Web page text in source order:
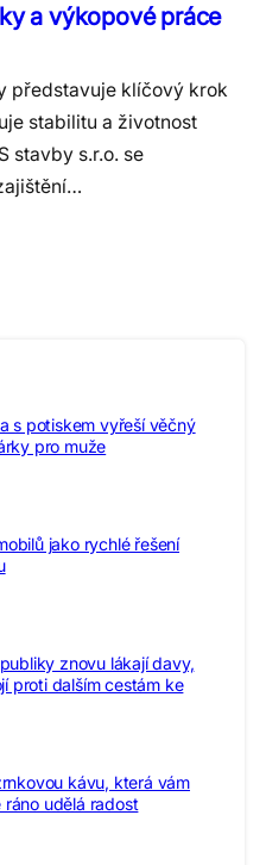
a výkopové práce
představuje klíčový krok
stabilitu a životnost
stavby s.r.o. se
s potiskem vyřeší věčný
pro muže
jako rychlé řešení
znovu lákají davy,
proti dalším cestám ke
kávu, která vám
udělá radost